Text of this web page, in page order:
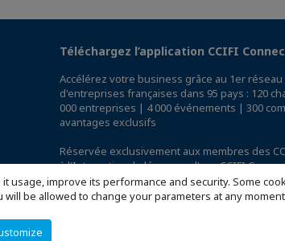
usage, improve its performance and security. Some
be allowed to change your parameters at any
Téléchargez l’application CCIFI
Accélérez votre business grâce au 1er
d'entreprises françaises dans 95 pays : 120
000 entreprises | 4 000 événements | 300
avantages exclusifs
Réservée exclusivement aux membres des
à l'International,découvrez l'app CCIFI